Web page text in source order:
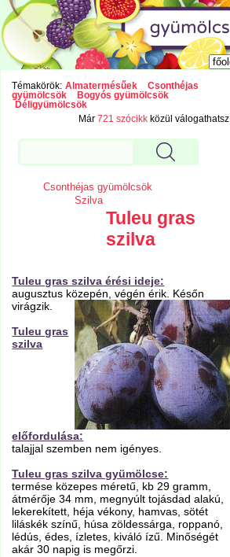
Témakörök: Almatermésűek
Csonthéjas
gyümölcsök
Bogyós gyümölcsök
Déligyümölcsök
Már721 szócikk közül válogathatsz.
Csonthéjas gyümölcsök
Szilva
Tuleu gras
szilva
Tuleu gras szilva érési ideje:
augusztus közepén, végén érik. Későn
virágzik.
Tuleu gras
szilva
előfordulása:
talajjal szemben nem igényes.
Tuleu gras szilva gyümölcse:
termése közepes méretű, kb 29 gramm,
átmérője 34 mm, megnyúlt tojásdad alakú,
lekerekített, héja vékony, hamvas, sötét
liláskék színű, húsa zöldessárga, roppanó,
lédús, édes, ízletes, kiváló ízű. Minőségét
akár 30 napig is megőrzi.